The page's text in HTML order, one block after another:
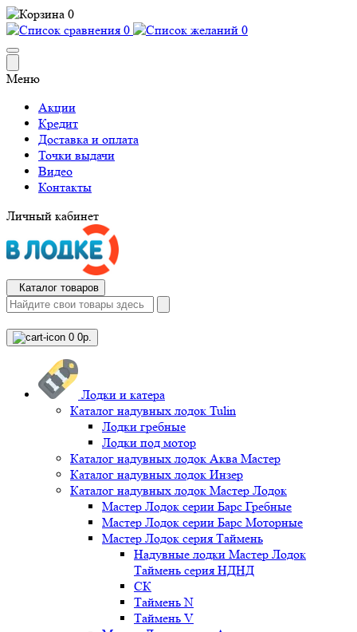
0
0
0
Меню
Акции
Кредит
Доставка и оплата
Точки выдачи
Видео
Контакты
Личный кабинет
Каталог товаров
0 0р.
Лодки и катера
Каталог надувных лодок Tulin
Лодки гребные
Лодки под мотор
Каталог надувных лодок Аква Мастер
Каталог надувных лодок Инзер
Каталог надувных лодок Мастер Лодок
Мастер Лодок серии Барс Гребные
Мастер Лодок серии Барс Моторные
Мастер Лодок серия Таймень
Надувные лодки Мастер Лодок
Таймень серия НДНД
СК
Таймень N
Таймень V